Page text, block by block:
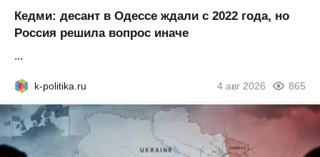
Кедми: десант в Одессе ждали с 2022 года, но
Россия решила вопрос иначе
...
k-politika.ru 4 авг 2026 865